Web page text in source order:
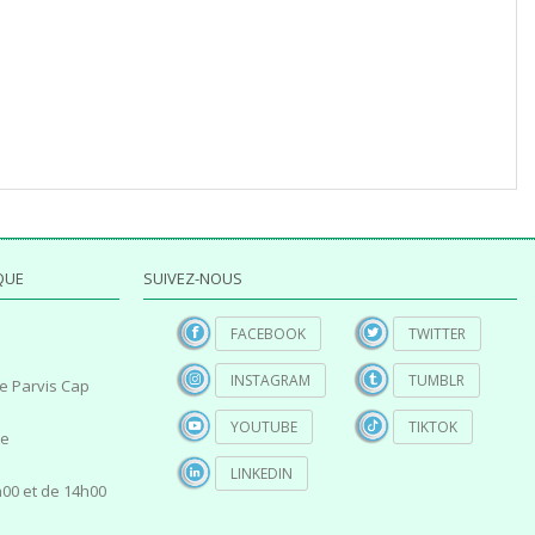
Parvis Cap
et de 14h00
SUIVEZ-NOUS
FACEBOOK
INSTAGRAM
YOUTUBE
LINKEDIN
TWITTER
TUMBLR
TIKTOK